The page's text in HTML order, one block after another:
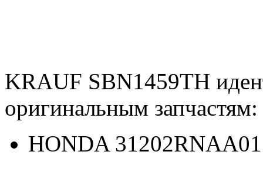
KRAUF SBN1459TH
оригинальным запчастям:
HONDA 31202RNAA01